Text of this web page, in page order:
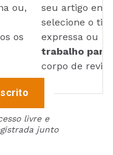
ou,
os
seu artigo em
selecione o
expressa ou
trabalho para
corpo de
livre e
junto